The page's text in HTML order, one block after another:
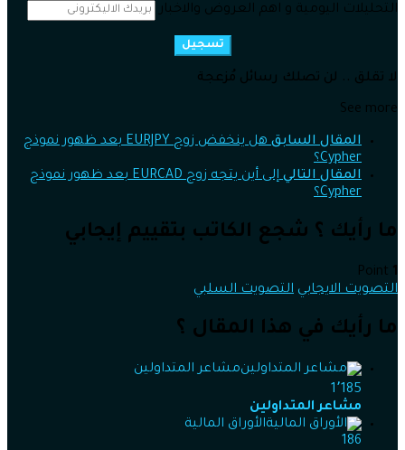
التحليلات اليومية و اهم العروض والاخبار
تسجيل
لا تقلق .. لن تصلك رسائل مُزعجة
See more
المقال السابق
هل ينخفض زوج EURJPY بعد ظهور نموذج
Cypher؟
المقال التالي
إلى أين يتجه زوج EURCAD بعد ظهور نموذج
Cypher؟
ما رأيك ؟ شجع الكاتب بتقييم إيجابي
1
التصويت الايجابي التصويت السلبي
ما رأيك في هذا المقال ؟
مشاعر المتداولين
1٬185
مشاعر المتداولين
الأوراق المالية
186